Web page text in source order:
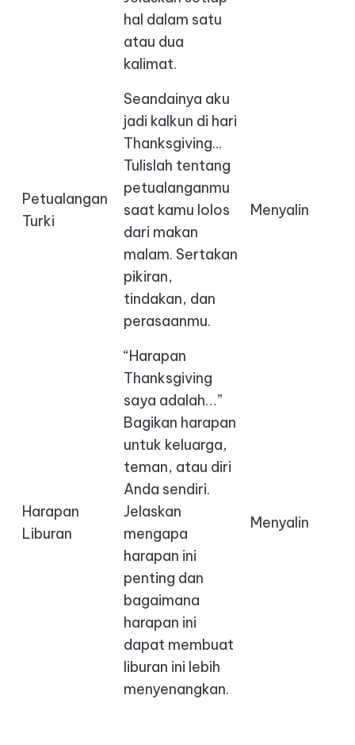
hal dalam satu
atau dua
kalimat.
Petualangan
Turki
Seandainya aku
jadi kalkun di hari
Thanksgiving...
Tulislah tentang
petualanganmu
saat kamu lolos
dari makan
malam. Sertakan
pikiran,
tindakan, dan
perasaanmu.
Menyalin
Harapan
Liburan
“Harapan
Thanksgiving
saya adalah…”
Bagikan harapan
untuk keluarga,
teman, atau diri
Anda sendiri.
Jelaskan
mengapa
harapan ini
penting dan
bagaimana
harapan ini
dapat membuat
liburan ini lebih
menyenangkan.
Menyalin